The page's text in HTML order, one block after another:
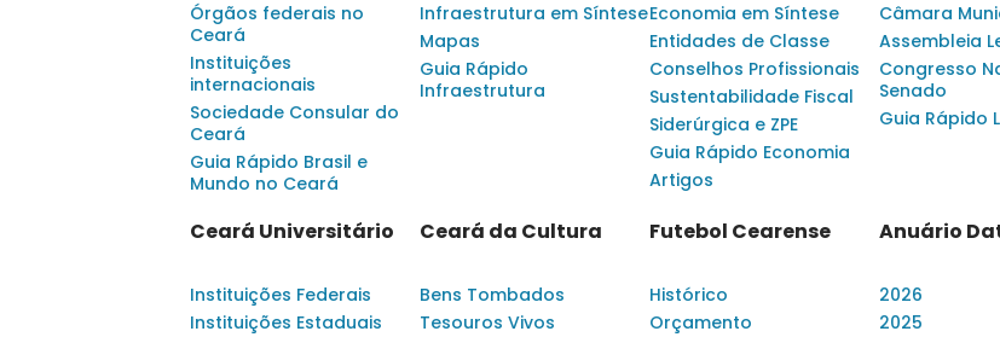
Órgãos federais no
Ceará
Instituições
internacionais
Sociedade Consular do
Ceará
Guia Rápido Brasil e
Mundo no Ceará
Infraestrutura em Síntese
Mapas
Guia Rápido
Infraestrutura
Economia em Síntese
Entidades de Classe
Conselhos Profissionais
Sustentabilidade Fiscal
Siderúrgica e ZPE
Guia Rápido Economia
Artigos
Câmara
Assembleia
Congresso
Senado
Guia Rápido
Ceará Universitário
Instituições Federais
Instituições Estaduais
Ceará da Cultura
Bens Tombados
Tesouros Vivos
Futebol Cearense
Histórico
Orçamento
Anuário
2026
2025